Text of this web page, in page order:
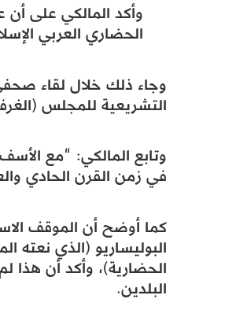
وأكد المالكي على أن
الحضاري العربي
وجاء ذلك خلال لقاء
التشريعية للمجلس
وتابع المالكي: “مع
في زمن القرن الحادي
كما أوضح أن الموقف
البوليساريو (الذي نعته
الحضارية)، وأكد أن هذا
البلدين.